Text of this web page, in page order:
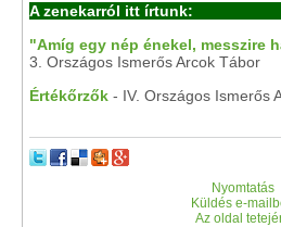
A zenekarról itt írtunk:
"Amíg egy nép énekel, messzire
3. Országos Ismerős Arcok Tábor
Értékőrzők - IV. Országos Ismerős
Nyomtatás
Küldés e-
Az oldal